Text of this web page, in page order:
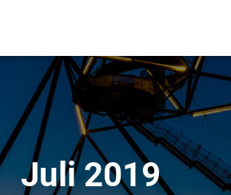
Juli 2019